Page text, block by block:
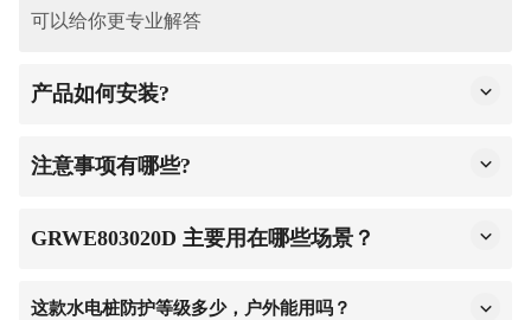
可以给你更专业解答
产品如何安装?
索取），确认齐全；勘察点位，远离积水、靠近水电接
2.固定安装：将主体放预设点位，用配套螺栓固定牢固，
3.水电连接：按说明书接水管（密封防漏）、供电线路
注意事项有哪些?
操作，做好防水防雷，漏电保护措施，确保承重达标、
GRWE803020D 主要用在哪些场景？
自驾驿站等户外场所。
这款水电桩防护等级多少， 户外能用吗？